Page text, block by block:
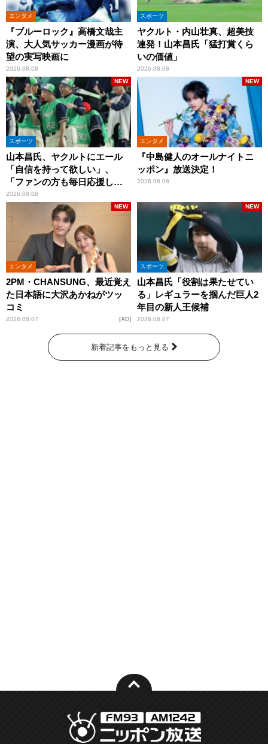
エンタメ
『ブルーロック』高橋文哉主
演、大人気サッカー漫画が待
望の実写映画に
2026.08.08
スポーツ
ヤクルト・内山壮真、超美技
連発！山本昌氏「猛打賞くら
いの価値」
2026.08.08
スポーツ
山本昌氏、ヤクルトにエール
「自信を持って欲しい」、
「ファンの方も毎日応援して
くれています」
2026.08.08
NEW
エンタメ
『中島健人のオールナイトニ
ッポン』放送決定！
2026.08.08
NEW
エンタメ
2PM・CHANSUNG、最近覚え
た日本語に大沢あかねがツッ
コミ
2026.08.07
NEW
AD
スポーツ
山本昌氏「役割は果たせてい
る」レギュラーを掴んだ巨人2
年目の新人王候補
2026.08.07
NEW
新着記事をもっと見る